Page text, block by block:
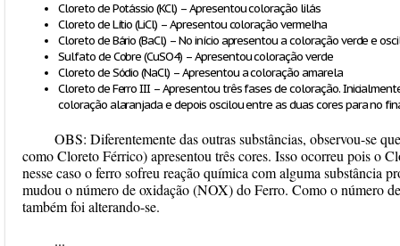
Cloreto de Potássio (KCl) – Apresentou coloração lilás
Cloreto de Lítio (LiCl) – Apresentou coloração vermelha
Cloreto de Bário (BaCl) – No início apresentou a coloração verde e
Sulfato de Cobre (CuSO4) – Apresentou coloração verde
Cloreto de Sódio (NaCl) – Apresentou a coloração amarela
Cloreto de Ferro III – Apresentou três fases de coloração.
coloração alaranjada e depois oscilou entre as duas cores para no
OBS: Diferentemente das outras substâncias, observou-se
como Cloreto Férrico) apresentou três cores. Isso ocorreu pois o
nesse caso o ferro sofreu reação química com alguma substância
mudou o número de oxidação (NOX) do Ferro. Como o número
também foi alterando-se.
...